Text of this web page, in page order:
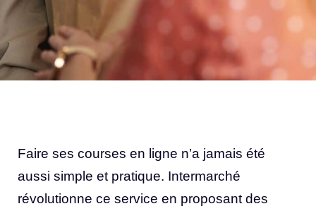
Faire ses courses en ligne n’a jamais été
aussi simple et pratique. Intermarché
révolutionne ce service en proposant des